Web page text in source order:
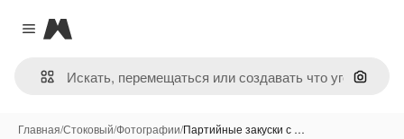
Close menu
Magnific
Поиск
Главная/Стоковый/Фотографии/Партийные закуски с …